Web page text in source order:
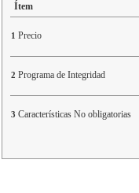
Ítem
1 Precio
2 Programa de Integridad
3 Características No obligatorias